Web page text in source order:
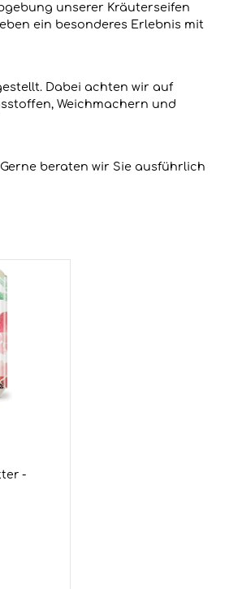
unserer Kräuterseifen
ein besonderes Erlebnis mit
Dabei achten wir auf
Weichmachern und
beraten wir Sie ausführlich
-